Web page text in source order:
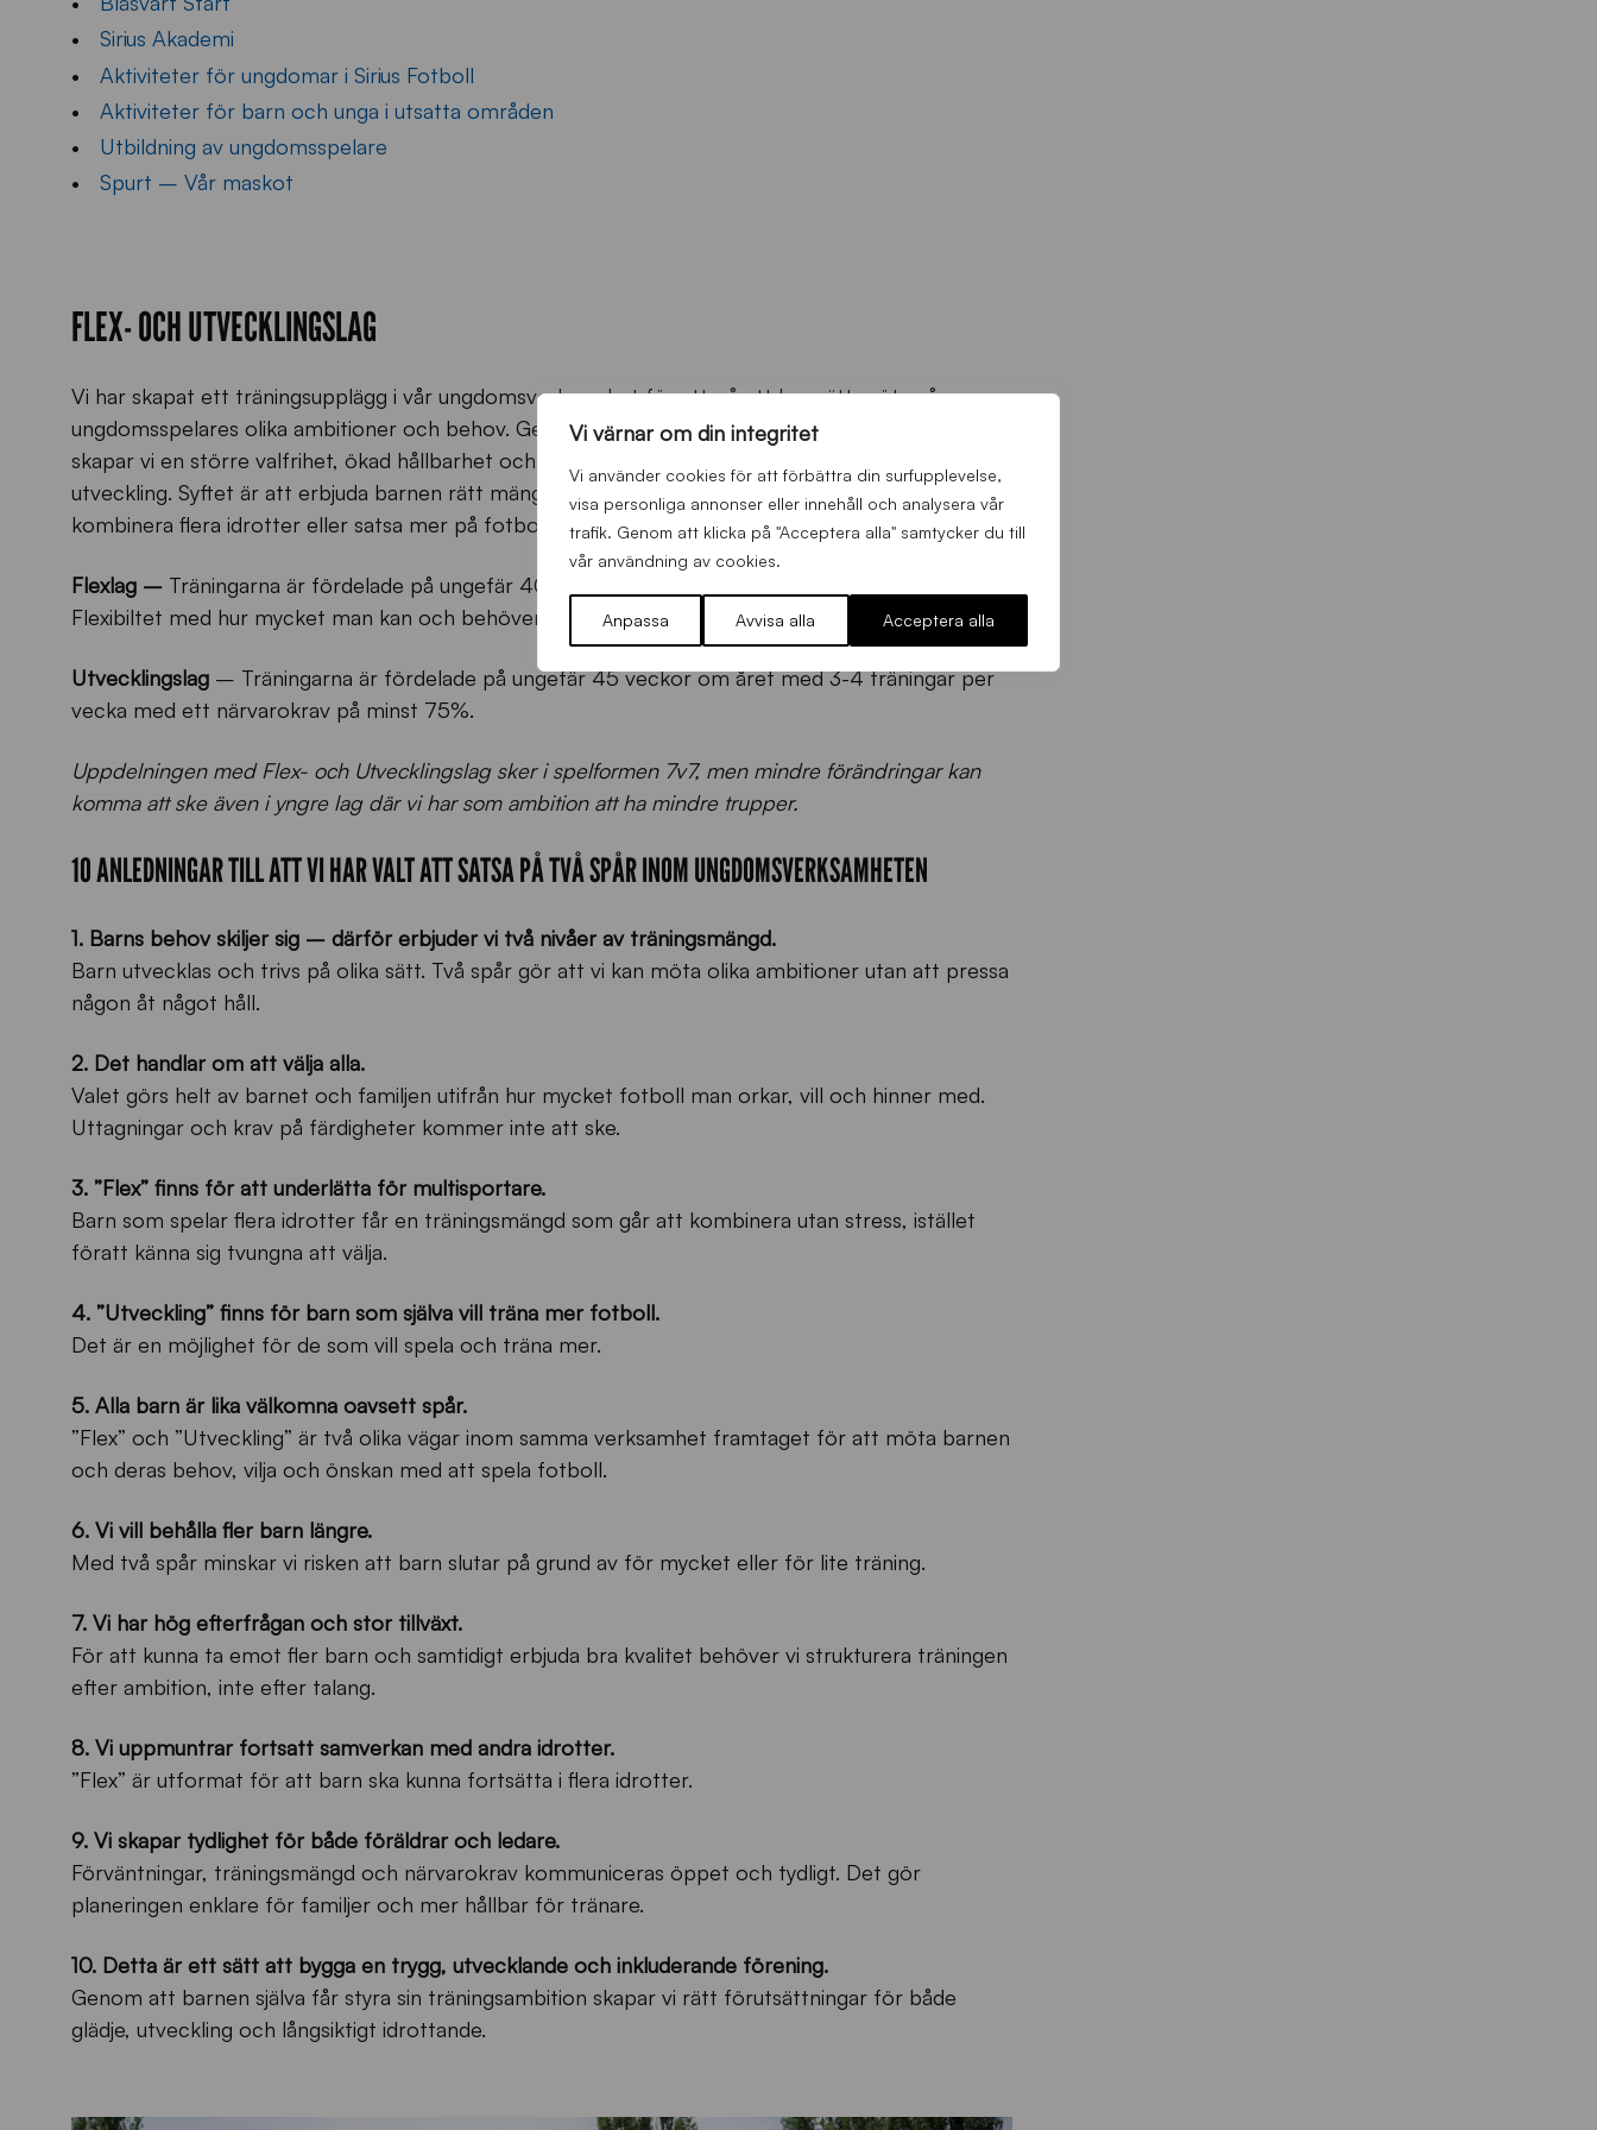
Vi värnar om din integritet
Vi använder cookies för att förbättra din surfupplevelse,
visa personliga annonser eller innehåll och analysera vår
trafik. Genom att klicka på "Acceptera alla" samtycker du till
vår användning av cookies.
Anpassa Avvisa alla Acceptera alla
Sirius Akademi
Aktiviteter för ungdomar i Sirius Fotboll
Aktiviteter för barn och unga i utsatta områden
Utbildning av ungdomsspelare
Spurt – Vår maskot
FLEX- OCH UTVECKLINGSLAG
Vi har skapat ett träningsupplägg i vår ungdomsverksamhet för att på ett bra sätt möta våra
ungdomsspelares olika ambitioner och behov. Genom att införa två spår, Flex- och Utvecklingslag
skapar vi en större valfrihet, ökad hållbarhet och bättre förutsättningar för både glädje och
utveckling. Syftet är att erbjuda barnen rätt mängd fotboll på deras villkor, oavsett om man vill
kombinera flera idrotter eller satsa mer på fotbollen.
Flexlag – Träningarna är fördelade på ungefär 40 veckor om året, och två tillfällen per vecka.
Flexibiltet med hur mycket man kan och behöver delta.
Utvecklingslag – Träningarna är fördelade på ungefär 45 veckor om året med 3-4 träningar per
vecka med ett närvarokrav på minst 75%.
Uppdelningen med Flex- och Utvecklingslag sker i spelformen 7v7, men mindre förändringar kan
komma att ske även i yngre lag där vi har som ambition att ha mindre trupper.
10 ANLEDNINGAR TILL ATT VI HAR VALT ATT SATSA PÅ TVÅ SPÅR INOM UNGDOMSVERKSAMHETEN
1. Barns behov skiljer sig – därför erbjuder vi två nivåer av träningsmängd.
Barn utvecklas och trivs på olika sätt. Två spår gör att vi kan möta olika ambitioner utan att pressa
någon åt något håll.
2. Det handlar om att välja alla.
Valet görs helt av barnet och familjen utifrån hur mycket fotboll man orkar, vill och hinner med.
Uttagningar och krav på färdigheter kommer inte att ske.
3. ”Flex” finns för att underlätta för multisportare.
Barn som spelar flera idrotter får en träningsmängd som går att kombinera utan stress, istället
föratt känna sig tvungna att välja.
4. ”Utveckling” finns för barn som själva vill träna mer fotboll.
Det är en möjlighet för de som vill spela och träna mer.
5. Alla barn är lika välkomna oavsett spår.
”Flex” och ”Utveckling” är två olika vägar inom samma verksamhet framtaget för att möta barnen
och deras behov, vilja och önskan med att spela fotboll.
6. Vi vill behålla fler barn längre.
Med två spår minskar vi risken att barn slutar på grund av för mycket eller för lite träning.
7. Vi har hög efterfrågan och stor tillväxt.
För att kunna ta emot fler barn och samtidigt erbjuda bra kvalitet behöver vi strukturera träningen
efter ambition, inte efter talang.
8. Vi uppmuntrar fortsatt samverkan med andra idrotter.
”Flex” är utformat för att barn ska kunna fortsätta i flera idrotter.
9. Vi skapar tydlighet för både föräldrar och ledare.
Förväntningar, träningsmängd och närvarokrav kommuniceras öppet och tydligt. Det gör
planeringen enklare för familjer och mer hållbar för tränare.
10. Detta är ett sätt att bygga en trygg, utvecklande och inkluderande förening.
Genom att barnen själva får styra sin träningsambition skapar vi rätt förutsättningar för både
glädje, utveckling och långsiktigt idrottande.